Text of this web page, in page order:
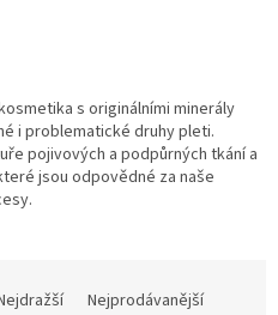
s originálními minerály
i problematické druhy pleti.
pojivových a podpůrných tkání a
jsou odpovědné za naše
Nejprodávanější